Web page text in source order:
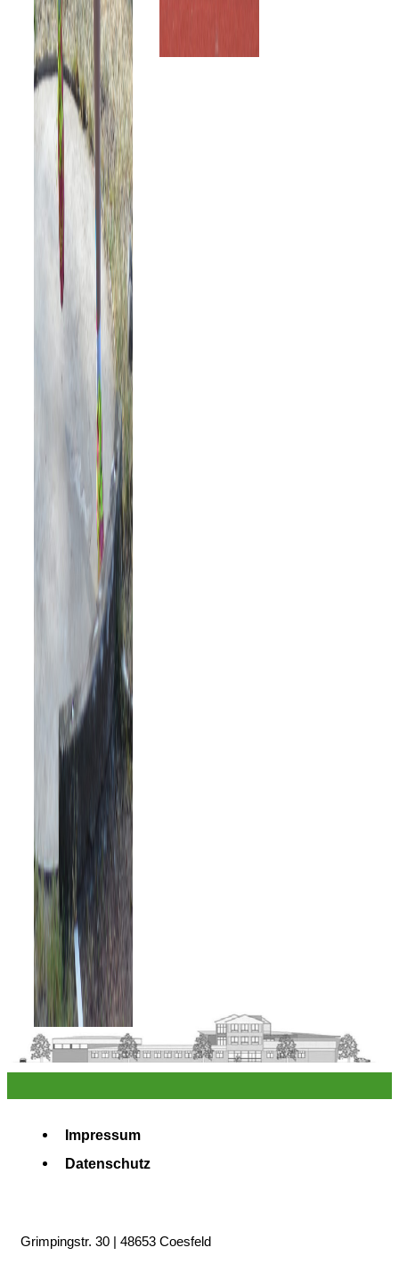
Impressum
Datenschutz
Grimpingstr. 30 | 48653 Coesfeld